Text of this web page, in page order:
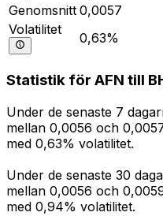
Genomsnitt 0,0057
Volatilitet
0,63%
Statistik för AFN till
Under de senaste 7
mellan 0,0056 och
med 0,63% volatilitet.
Under de senaste 30
mellan 0,0056 och
med 0,94% volatilitet.